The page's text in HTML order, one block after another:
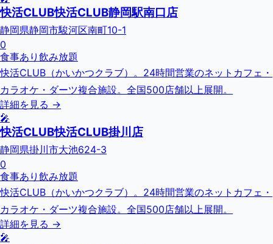
快活CLUB快活CLUB静岡駅南口店
静岡県静岡市駿河区南町10-1
0
食事あり 飲み放題
快活CLUB（かいかつクラブ）。24時間営業のネットカフェ・
カラオケ・ダーツ複合施設。全国500店舗以上展開。
詳細を見る →
🎤
快活CLUB快活CLUB掛川店
静岡県掛川市大池624-3
0
食事あり 飲み放題
快活CLUB（かいかつクラブ）。24時間営業のネットカフェ・
カラオケ・ダーツ複合施設。全国500店舗以上展開。
詳細を見る →
🎤